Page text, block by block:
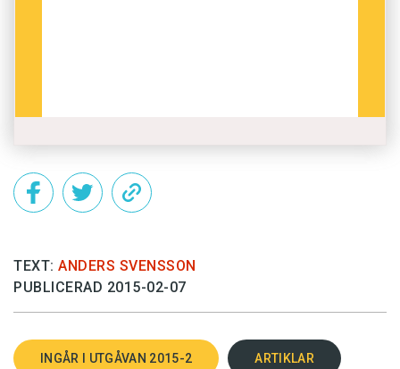
TEXT: ANDERS SVENSSON
PUBLICERAD 2015-02-07
INGÅR I UTGÅVAN 2015-2 ARTIKLAR